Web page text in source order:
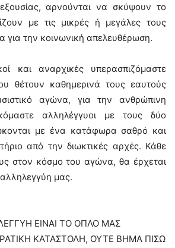
αρνούνται να σκύψουν το
με τις μικρές ή μεγάλες τους
για την κοινωνική απελευθέρωση.
και αναρχικές υπερασπιζόμαστε
θέτουν καθημερινά τους εαυτούς
αγώνα, για την ανθρώπινη
αλληλέγγυοι με τους δύο
με ένα κατάφωρα σαθρό και
από την διωκτικές αρχές. Κάθε
στον κόσμο του αγώνα, θα έρχεται
μας.
ΕΙΝΑΙ ΤΟ ΟΠΛΟ ΜΑΣ
ΚΑΤΑΣΤΟΛΗ, ΟΥΤΕ ΒΗΜΑ ΠΙΣΩ